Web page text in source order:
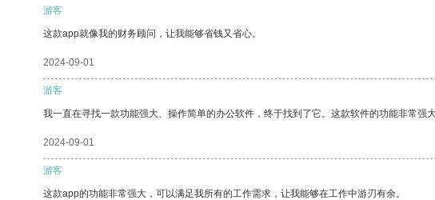
游客
这款app就像我的财务顾问，让我能够省钱又省心。
2024-09-01
游客
我一直在寻找一款功能强大、操作简单的办公软件，终于找到了它。这款软件的功能非常强
2024-09-01
游客
这款app的功能非常强大，可以满足我所有的工作需求，让我能够在工作中游刃有余。